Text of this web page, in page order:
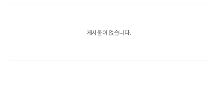
게시물이 없습니다.